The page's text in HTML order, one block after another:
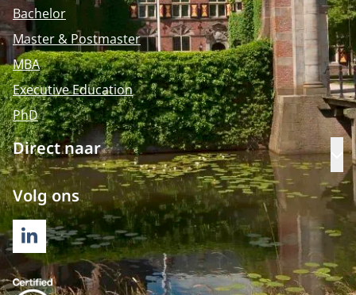
Bachelor
Master & Postmaster
MBA
Executive Education
PhD
Direct naar
Volg ons
LINKEDIN